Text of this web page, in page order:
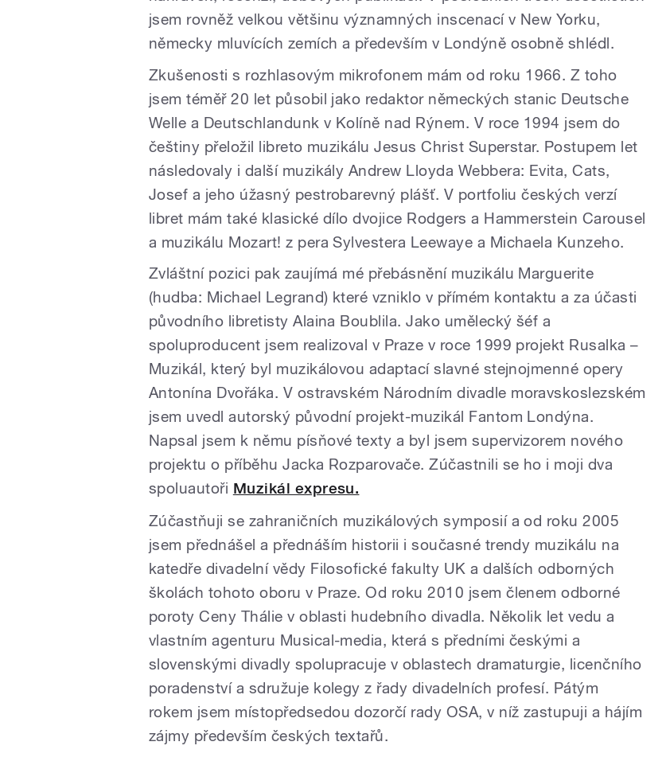
jsem rovněž velkou většinu významných inscenací v New Yorku,
německy mluvících zemích a především v Londýně osobně shlédl.
Zkušenosti s rozhlasovým mikrofonem mám od roku 1966. Z toho
jsem téměř 20 let působil jako redaktor německých stanic Deutsche
Welle a Deutschlandunk v Kolíně nad Rýnem. V roce 1994 jsem do
češtiny přeložil libreto muzikálu Jesus Christ Superstar. Postupem let
následovaly i další muzikály Andrew Lloyda Webbera: Evita, Cats,
Josef a jeho úžasný pestrobarevný plášť. V portfoliu českých verzí
libret mám také klasické dílo dvojice Rodgers a Hammerstein Carousel
a muzikálu Mozart! z pera Sylvestera Leewaye a Michaela Kunzeho.
Zvláštní pozici pak zaujímá mé přebásnění muzikálu Marguerite
(hudba: Michael Legrand) které vzniklo v přímém kontaktu a za účasti
původního libretisty Alaina Boublila. Jako umělecký šéf a
spoluproducent jsem realizoval v Praze v roce 1999 projekt Rusalka –
Muzikál, který byl muzikálovou adaptací slavné stejnojmenné opery
Antonína Dvořáka. V ostravském Národním divadle moravskoslezském
jsem uvedl autorský původní projekt-muzikál Fantom Londýna.
Napsal jsem k němu písňové texty a byl jsem supervizorem nového
projektu o příběhu Jacka Rozparovače. Zúčastnili se ho i moji dva
spoluautoři Muzikál expresu.
Zúčastňuji se zahraničních muzikálových symposií a od roku 2005
jsem přednášel a přednáším historii i současné trendy muzikálu na
katedře divadelní vědy Filosofické fakulty UK a dalších odborných
školách tohoto oboru v Praze. Od roku 2010 jsem členem odborné
poroty Ceny Thálie v oblasti hudebního divadla. Několik let vedu a
vlastním agenturu Musical-media, která s předními českými a
slovenskými divadly spolupracuje v oblastech dramaturgie, licenčního
poradenství a sdružuje kolegy z řady divadelních profesí. Pátým
rokem jsem místopředsedou dozorčí rady OSA, v níž zastupuji a hájím
zájmy především českých textařů.